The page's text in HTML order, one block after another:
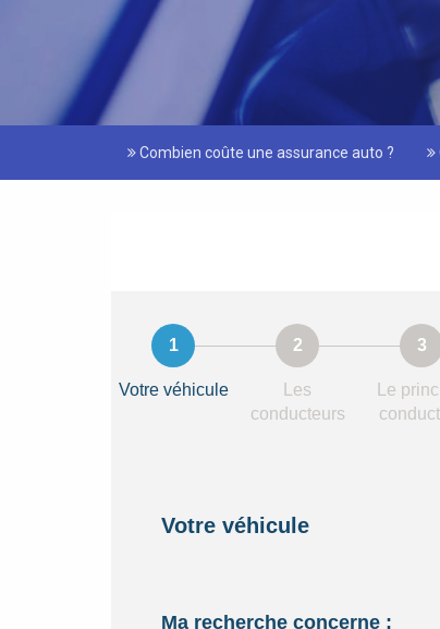
Combien coûte une assurance auto ?